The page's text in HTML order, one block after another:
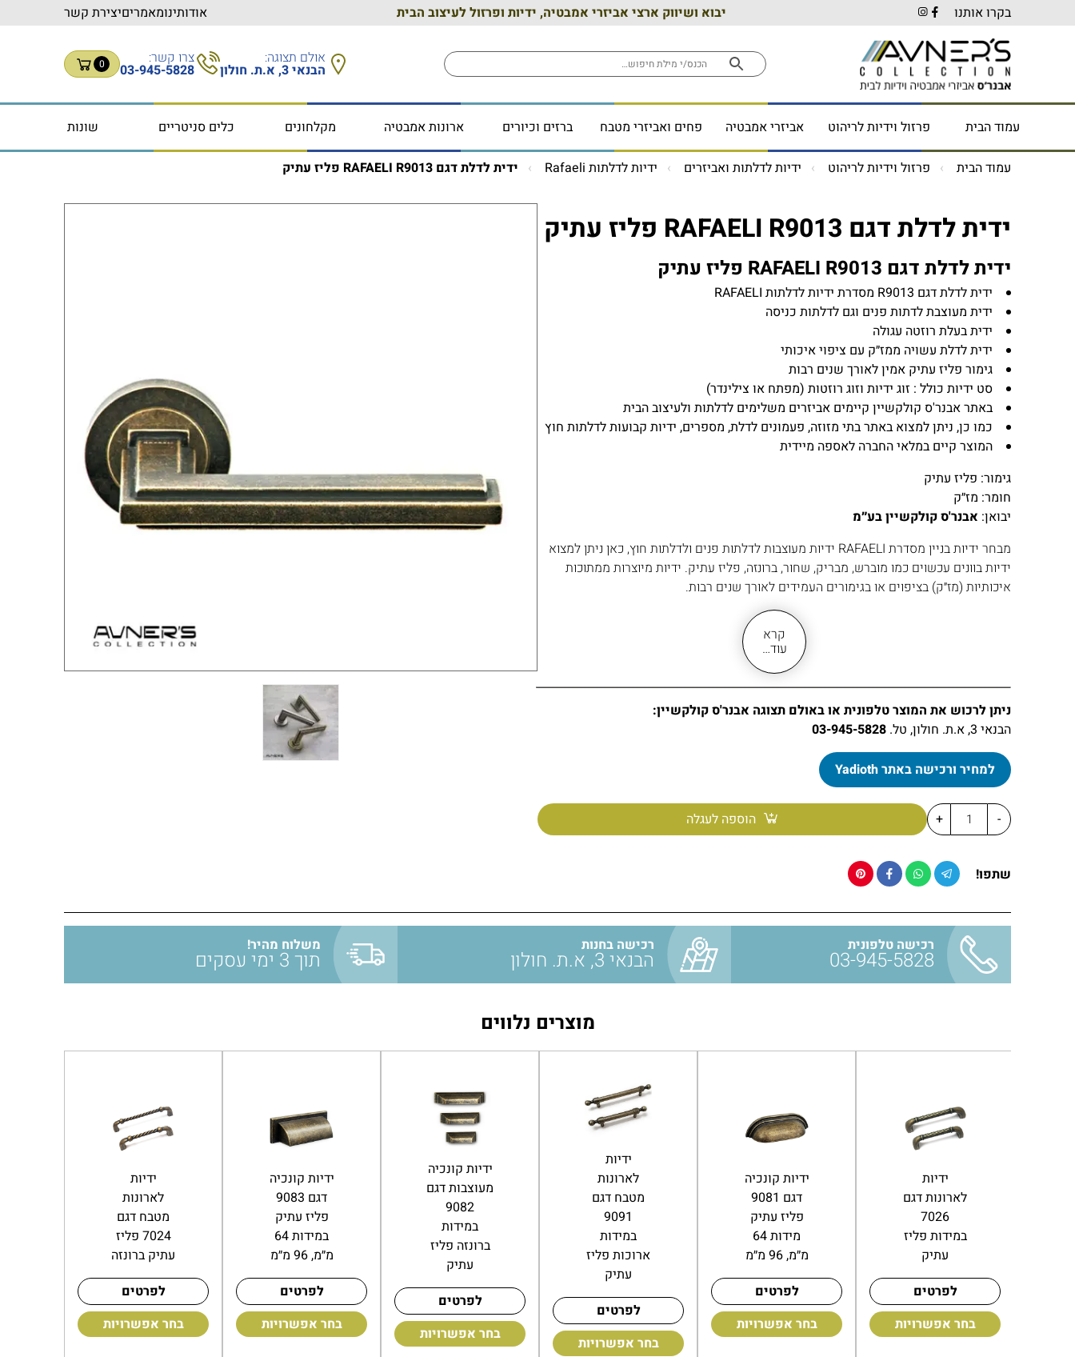
בקרו אותנו יבוא ושיווק ארצי אביזרי אמבטיה, ידיות ופרזול לעיצוב הבית אודותינומאמריםיצירת קשר
אולם תצוגה:
הבנאי 3, א.ת. חולון
צרו קשר:
03-945-5828
0
עמוד הבית פרזול וידיות לריהוט אביזרי אמבטיה פחים ואביזרי מטבח ברזים וכיורים ארונות אמבטיה מקלחונים כלים סניטריים שונות
עמוד הבית פרזול וידיות לריהוט ידיות לדלתות ואביזרים ידיות לדלתות Rafaeli ידית לדלת דגם RAFAELI R9013 פליז עתיק
ידית לדלת דגם RAFAELI R9013 פליז עתיק
ידית לדלת דגם RAFAELI R9013 פליז עתיק
ידית לדלת דגם R9013 מסדרת ידיות לדלתות RAFAELI
ידית מעוצבת לדתות פנים וגם לדלתות כניסה
ידית בעלת רוזטה עגולה
ידית לדלת עשויה ממז״ק עם ציפוי איכותי
גימור פליז עתיק אמין לאורך שנים רבות
סט ידיות כולל : זוג ידיות וזוג רוזטות (מפתח או צילינדר)
באתר אבנר'ס קולקשיין קיימים אביזרים משלימים לדלתות ולעיצוב הבית
כמו כן, ניתן למצוא באתר בתי מזוזה, פעמונים לדלת, מספרים, ידיות קבועות לדלתות חוץ
המוצר קיים במלאי החברה לאספה מיידית
גימור: פליז עתיק
חומר: מז״ק
יבואן: אבנר'ס קולקשיין בע״מ
מבחר ידיות בניין מסדרת RAFAELI ידיות מעוצבות לדלתות פנים ולדלתות חוץ, כאן ניתן למצוא
ידיות בוונים עכשוים כמו מוברש, מבריק, שחור, ברונזה, פליז עתיק. ידיות מיוצרות ממתוכות
איכותיות (מז״ק) בציפוים או בגימורים העמידים לאורך שנים רבות.
קרא
עוד…
ניתן לרכוש את המוצר טלפונית או באולם תצוגה אבנר'ס קולקשיין:
הבנאי 3, א.ת. חולון, טל.
03-945-5828
למחיר ורכישה באתר Yadioth
-
+ הוספה לעגלה
שתפו!
רכישה טלפונית
03-945-5828
רכישה בחנות
הבנאי 3, א.ת. חולון
משלוח מהיר!
תוך 3 ימי עסקים
מוצרים נלווים
ידיות
לארונות דגם
7026
במידות פליז
עתיק
לפרטים
בחר אפשרויות
ידיות קונכיה
דגם 9081
פליז עתיק
מידות 64
מ״מ, 96 מ״מ
לפרטים
בחר אפשרויות
ידיות
לארונות
מטבח דגם
9091
במידות
ארוכות פליז
עתיק
לפרטים
בחר אפשרויות
ידיות קונכיה
מעוצבות דגם
9082
במידות
ברונזה פליז
עתיק
לפרטים
בחר אפשרויות
ידיות קונכיה
דגם 9083
פליז עתיק
במידות 64
מ״מ, 96 מ״מ
לפרטים
בחר אפשרויות
ידיות
לארונות
מטבח דגם
7024 פליז
עתיק ברונזה
לפרטים
בחר אפשרויות